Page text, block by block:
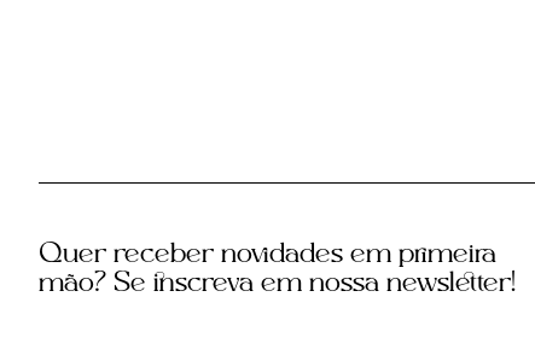
Quer receber novidades em primeira
mão? Se inscreva em nossa newsletter!